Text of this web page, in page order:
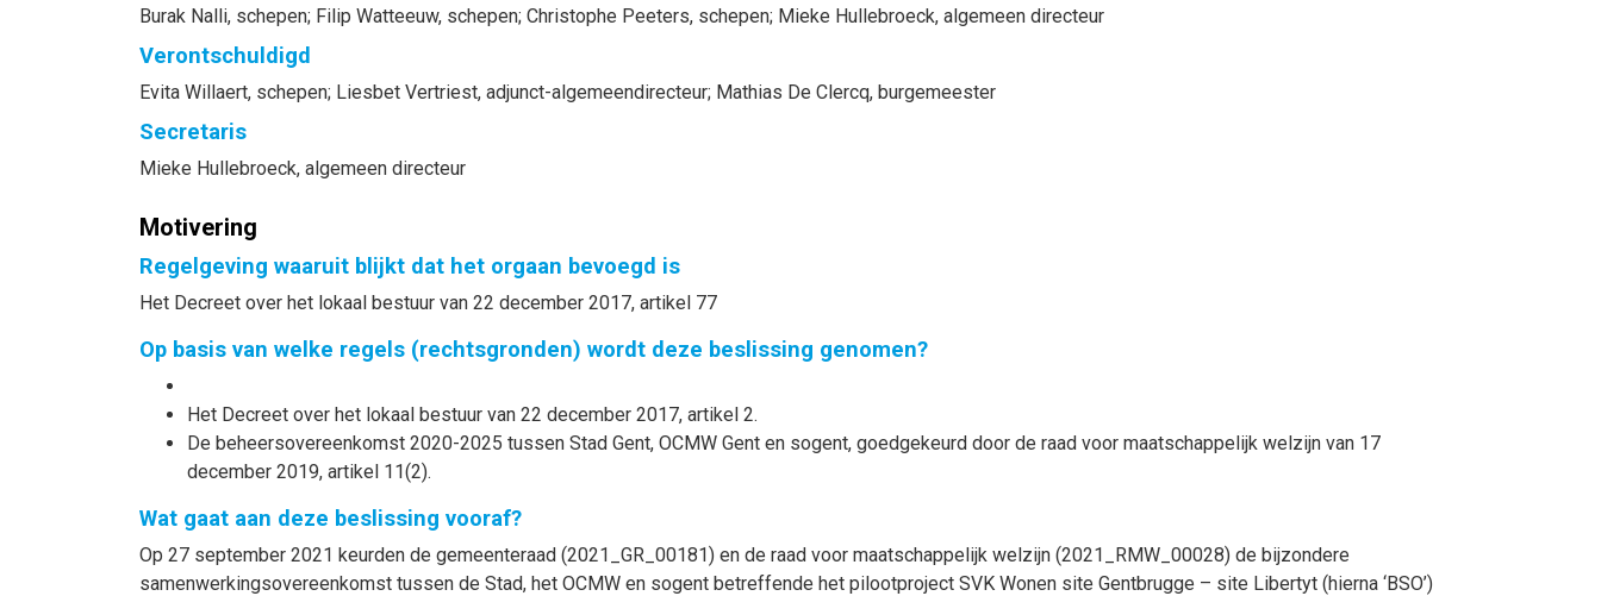
Burak Nalli, schepen; Filip Watteeuw, schepen; Christophe Peeters, schepen; Mieke Hullebroeck, algemeen directeur
Verontschuldigd
Evita Willaert, schepen; Liesbet Vertriest, adjunct-algemeendirecteur; Mathias De Clercq, burgemeester
Secretaris
Mieke Hullebroeck, algemeen directeur
Motivering
Regelgeving waaruit blijkt dat het orgaan bevoegd is
Het Decreet over het lokaal bestuur van 22 december 2017, artikel 77
Op basis van welke regels (rechtsgronden) wordt deze beslissing genomen?
Het Decreet over het lokaal bestuur van 22 december 2017, artikel 2.
De beheersovereenkomst 2020-2025 tussen Stad Gent, OCMW Gent en sogent, goedgekeurd door de raad voor maatschappelijk welzijn van 17
december 2019, artikel 11(2).
Wat gaat aan deze beslissing vooraf?
Op 27 september 2021 keurden de gemeenteraad (2021_GR_00181) en de raad voor maatschappelijk welzijn (2021_RMW_00028) de bijzondere
samenwerkingsovereenkomst tussen de Stad, het OCMW en sogent betreffende het pilootproject SVK Wonen site Gentbrugge – site Libertyt (hierna ‘BSO’)